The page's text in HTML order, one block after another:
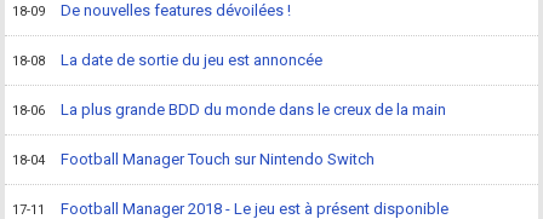
18-09 De nouvelles features dévoilées !
18-08 La date de sortie du jeu est annoncée
18-06 La plus grande BDD du monde dans le creux de la main
18-04 Football Manager Touch sur Nintendo Switch
17-11 Football Manager 2018 - Le jeu est à présent disponible